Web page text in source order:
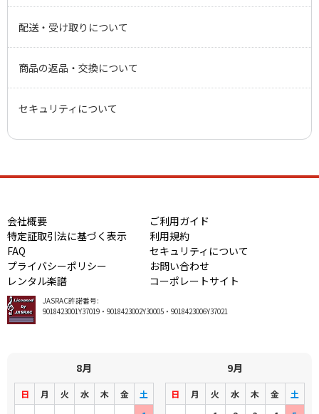
配送・受け取りについて
商品の返品・交換について
セキュリティについて
会社概要
ご利用ガイド
特定証取引法に基づく表示
利用規約
FAQ
セキュリティについて
プライバシーポリシー
お問い合わせ
レンタル楽譜
コーポレートサイト
JASRAC許諾番号:
9018423001Y37019・9018423002Y30005・9018423006Y37021
8月
日 月 火 水 木 金
土
9月
日 月 火 水 木 金
土